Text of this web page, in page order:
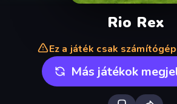
Rio Rex
Ez a játék csak
Más játékok